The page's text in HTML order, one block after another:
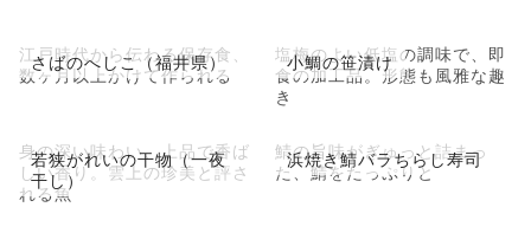
さばのへしこ（福井県）
江戸時代から伝わる保存食、
数ヶ月以上かけて作られる
小鯛の笹漬け
塩梅のよい低塩の調味で、即
食の加工品。形態も風雅な趣
き
若狭がれいの干物（一夜
干し）
身の深い味わい、上品で香ば
しい香り。雲上の珍美と評さ
れる魚
浜焼き鯖バラちらし寿司
鯖の旨味がぎゅっと詰まっ
た、鯖をたっぷりと